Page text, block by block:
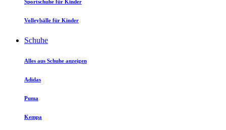
Sportschuhe für Kinder
Volleybälle für Kinder
Schuhe
Alles aus Schuhe anzeigen
Adidas
Puma
Kempa